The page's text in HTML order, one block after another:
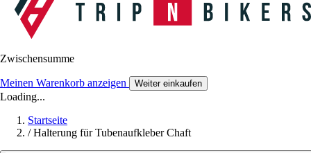
Zwischensumme
Meinen Warenkorb anzeigen Weiter einkaufen
Loading...
Startseite
/ Halterung für Tubenaufkleber Chaft